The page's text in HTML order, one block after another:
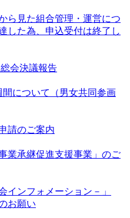
ら見た組合管理・運営につ
した為、申込受付は終了し
会決議報告
について（男女共同参画
請のご案内
業承継促進支援事業」のご
インフォメーション－」
お願い